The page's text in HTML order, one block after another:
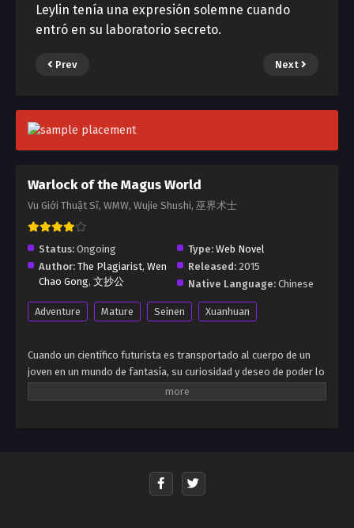
Leylin tenía una expresión solemne cuando
entró en su laboratorio secreto.
Prev Next
Warlock of the Magus World
Vu Giới Thuật Sĩ, WMW, Wujie Shushi, 巫界术士
Status: Ongoing Type: Web Novel
Author: The Plagiarist, Wen
Chao Gong, 文抄公
Released: 2015
Native Language: Chinese
Adventure Mature Seinen Xuanhuan
Cuando un científico futurista es transportado al cuerpo de un
joven en un mundo de fantasía, su curiosidad y deseo de poder lo
impulsan a perseguir la magia. En un mundo sin piedad, Leylin no
demasiado poderoso para enfrentarme a él ahora... Mejor